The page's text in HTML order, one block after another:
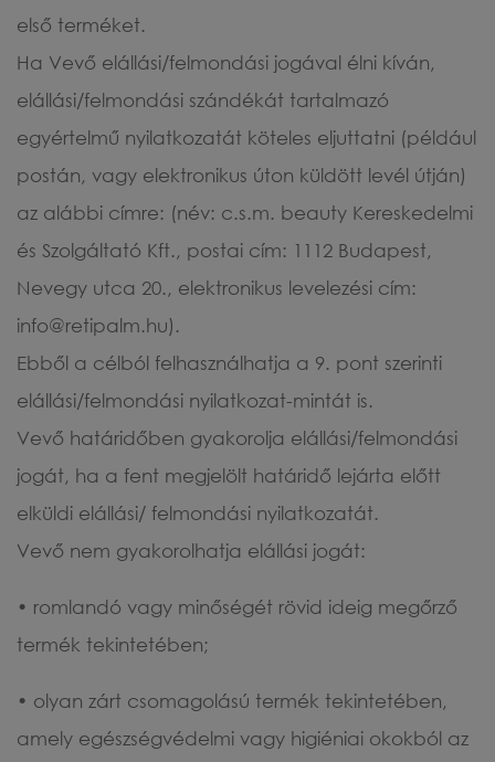
első terméket.
Ha Vevő elállási/felmondási jogával élni kíván,
elállási/felmondási szándékát tartalmazó
egyértelmű nyilatkozatát köteles eljuttatni (például
postán, vagy elektronikus úton küldött levél útján)
az alábbi címre: (név: c.s.m. beauty Kereskedelmi
és Szolgáltató Kft., postai cím: 1112 Budapest,
Nevegy utca 20., elektronikus levelezési cím:
info@retipalm.hu).
Ebből a célból felhasználhatja a 9. pont szerinti
elállási/felmondási nyilatkozat-mintát is.
Vevő határidőben gyakorolja elállási/felmondási
jogát, ha a fent megjelölt határidő lejárta előtt
elküldi elállási/ felmondási nyilatkozatát.
Vevő nem gyakorolhatja elállási jogát:
• romlandó vagy minőségét rövid ideig megőrző
termék tekintetében;
• olyan zárt csomagolású termék tekintetében,
amely egészségvédelmi vagy higiéniai okokból az